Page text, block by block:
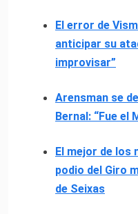
El error de
anticipar su
improvisar”
Arensman se
Bernal: “Fue el
El mejor de los
podio del Giro
de Seixas